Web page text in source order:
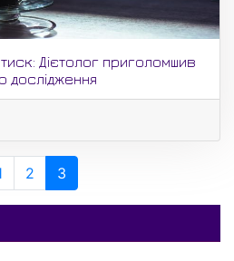
Дієтолог приголомшив
дослідження
2 3